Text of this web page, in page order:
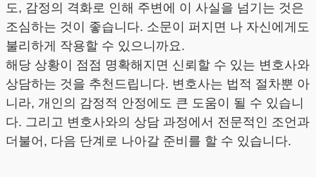
도, 감정의 격화로 인해 주변에 이 사실을 넘기는 것은
조심하는 것이 좋습니다. 소문이 퍼지면 나 자신에게도
불리하게 작용할 수 있으니까요.
해당 상황이 점점 명확해지면 신뢰할 수 있는 변호사와
상담하는 것을 추천드립니다. 변호사는 법적 절차뿐 아
니라, 개인의 감정적 안정에도 큰 도움이 될 수 있습니
다. 그리고 변호사와의 상담 과정에서 전문적인 조언과
더불어, 다음 단계로 나아갈 준비를 할 수 있습니다.